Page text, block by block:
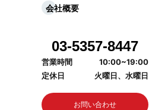
会社概要
03-5357-8447
営業時間
10:00~19:00
定休日
火曜日、水曜日
お問い合わせ